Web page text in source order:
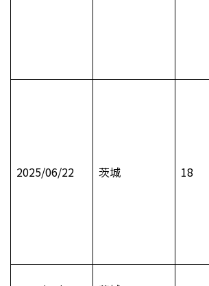
2025/06/22 茨城 18